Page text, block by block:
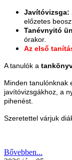
Javítóvizsga:
előzetes
Tanévnyitó
órakor.
Az első
A tanulók a
Minden tanulónknak
javítóvizsgákhoz, a
pihenést.
Szeretettel várjuk
Bővebben...